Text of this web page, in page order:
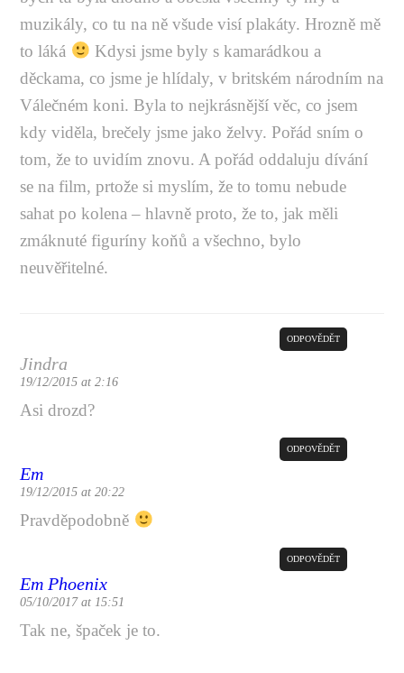
muzikály, co tu na ně všude visí plakáty. Hrozně mě
to láká
Kdysi jsme byly s kamarádkou a
děckama, co jsme je hlídaly, v britském národním na
Válečném koni. Byla to nejkrásnější věc, co jsem
kdy viděla, brečely jsme jako želvy. Pořád sním o
tom, že to uvidím znovu. A pořád oddaluju dívání
se na film, prtože si myslím, že to tomu nebude
sahat po kolena – hlavně proto, že to, jak měli
zmáknuté figuríny koňů a všechno, bylo
neuvěřitelné.
Jindra
19/12/2015 at 2:16
ODPOVĚDĚT
Asi drozd?
Em
19/12/2015 at 20:22
ODPOVĚDĚT
Pravděpodobně
Em Phoenix
05/10/2017 at 15:51
ODPOVĚDĚT
Tak ne, špaček je to.